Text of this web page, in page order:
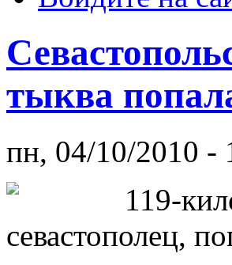
тыква
пн, 04/10/2010 -
119-
севастополец,